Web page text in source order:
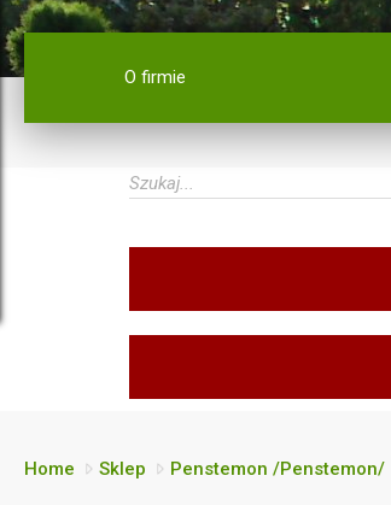
O firmie
Home Sklep Penstemon /Penstemon/